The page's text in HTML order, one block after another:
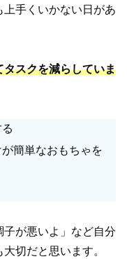
手くいかない日があ
スクを減らしていま
簡単なおもちゃを
子が悪いよ」など自分
切だと思います。